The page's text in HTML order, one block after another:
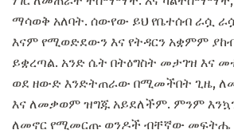
ማሳወቅ አለባት. ሰውየው ይህ የቤተሰብ ራሷ
እናም የሚወድደውን እና የትዳርን አቋምም
ይቋረጣል. አንድ ሴት በትዕግስት መታገዝ እና
ወደ ዘውድ እንድትጠራው በሚመችበት ጊዜ,
እና ለመቃወም ዝግጁ አይደለችም. ምንም
ለመኖር የሚመርጡ ወንዶች ብቸኛው መፍትሔ